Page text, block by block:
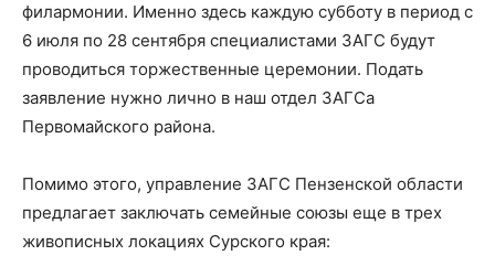
филармонии. Именно здесь каждую субботу в период с
6 июля по 28 сентября специалистами ЗАГС будут
проводиться торжественные церемонии. Подать
заявление нужно лично в наш отдел ЗАГСа
Первомайского района.
Помимо этого, управление ЗАГС Пензенской области
предлагает заключать семейные союзы еще в трех
живописных локациях Сурского края: